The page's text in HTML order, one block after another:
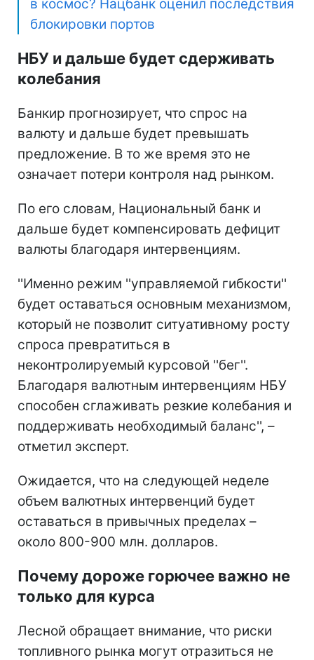
в космос? Нацбанк оценил последствия
блокировки портов
НБУ и дальше будет сдерживать
колебания
Банкир прогнозирует, что спрос на
валюту и дальше будет превышать
предложение. В то же время это не
означает потери контроля над рынком.
По его словам, Национальный банк и
дальше будет компенсировать дефицит
валюты благодаря интервенциям.
''Именно режим ''управляемой гибкости''
будет оставаться основным механизмом,
который не позволит ситуативному росту
спроса превратиться в
неконтролируемый курсовой ''бег''.
Благодаря валютным интервенциям НБУ
способен сглаживать резкие колебания и
поддерживать необходимый баланс'', –
отметил эксперт.
Ожидается, что на следующей неделе
объем валютных интервенций будет
оставаться в привычных пределах –
около 800-900 млн. долларов.
Почему дороже горючее важно не
только для курса
Лесной обращает внимание, что риски
топливного рынка могут отразиться не